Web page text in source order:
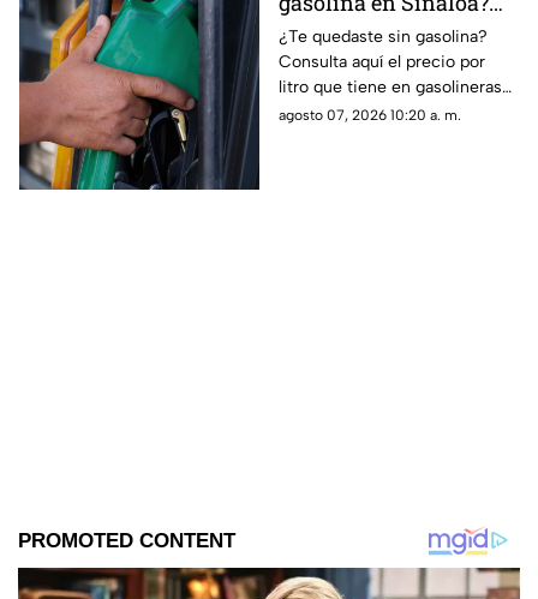
Este es su precio hoy 7
de agosto de 2026
¿Te quedaste sin gasolina?
Consulta aquí el precio por
litro que tiene en gasolineras
de Sinaloa y en el país, hoy 7
agosto 07, 2026 10:20 a. m.